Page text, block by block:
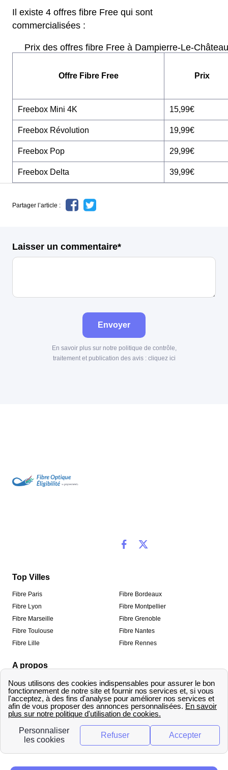
Il existe 4 offres fibre Free qui sont
commercialisées :
Prix des offres fibre Free à Dampierre-Le-Château
Offre Fibre Free Prix
Freebox Mini 4K 15,99€
Freebox Révolution 19,99€
Freebox Pop 29,99€
Freebox Delta 39,99€
Partager l’article :
Laisser un commentaire*
Envoyer
En savoir plus sur notre politique de contrôle,
traitement et publication des avis : cliquez ici
Top Villes
Fibre Paris
Fibre Lyon
Fibre Marseille
Fibre Toulouse
Fibre Lille
Fibre Bordeaux
Fibre Montpellier
Fibre Grenoble
Fibre Nantes
Fibre Rennes
A propos
Qui sommes-nous ?
Informations de contact
Méthodologie de classement
Mentions légales
Traitement des avis
Copyright © fibre-optique-eligibilite.fr 2026 – Tous
droits réservés